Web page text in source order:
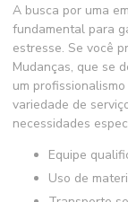
A busca por uma
fundamental para
estresse. Se você
Mudanças, que se
um
variedade de
necessidades
Equipe
Uso de